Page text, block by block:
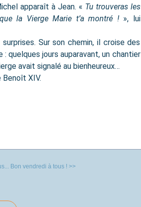
apparaît à Jean. « Tu trouveras les
la Vierge Marie t’a montré !», lui
Sur son chemin, il croise des
quelques jours auparavant, un chantier
avait signalé au bienheureux…
XIV.
Bon vendredi à tous ! >>